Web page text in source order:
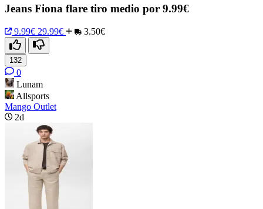
Jeans Fiona flare tiro medio por 9.99€
9.99€ 29.99€ 3.50€
132
0
Lunam
Allsports
Mango Outlet
2d